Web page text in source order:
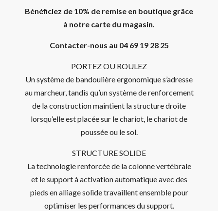
Bénéficiez de 10% de remise en boutique grâce
à notre carte du magasin.
Contacter-nous au 04 69 19 28 25
PORTEZ OU ROULEZ
Un système de bandoulière ergonomique s’adresse
au marcheur, tandis qu’un système de renforcement
de la construction maintient la structure droite
lorsqu’elle est placée sur le chariot, le chariot de
poussée ou le sol.
STRUCTURE SOLIDE
La technologie renforcée de la colonne vertébrale
et le support à activation automatique avec des
pieds en alliage solide travaillent ensemble pour
optimiser les performances du support.